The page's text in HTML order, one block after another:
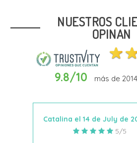
NUESTROS
OPINAN
9.8/10 más de 2014
Catalina el 14 de July de
5/5